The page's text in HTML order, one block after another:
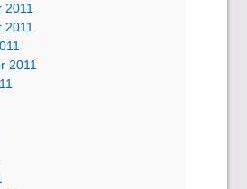
2011
2011
2011